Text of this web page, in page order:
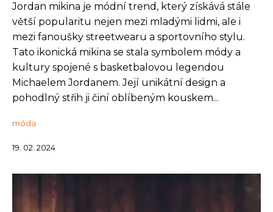
Jordan mikina je módní trend, který získává stále
větší popularitu nejen mezi mladými lidmi, ale i
mezi fanoušky streetwearu a sportovního stylu.
Tato ikonická mikina se stala symbolem módy a
kultury spojené s basketbalovou legendou
Michaelem Jordanem. Její unikátní design a
pohodlný střih ji činí oblíbeným kouskem...
móda
19. 02. 2024